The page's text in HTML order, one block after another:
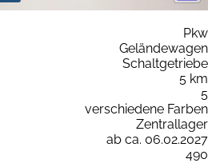
Pkw
Geländewagen
Schaltgetriebe
5 km
5
verschiedene Farben
Zentrallager
ab ca. 06.02.2027
490